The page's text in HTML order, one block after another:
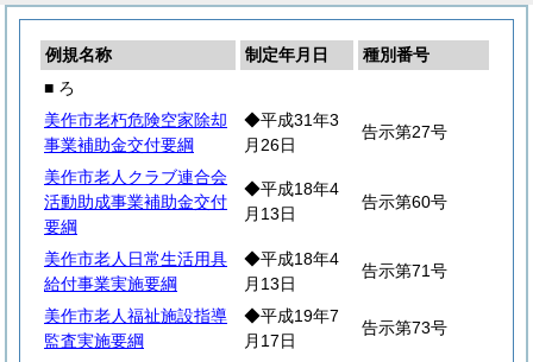
例規名称 制定年月日
種別番号
■ ろ
美作市老朽危険空家除却
事業補助金交付要綱
◆平成31年3
月26日
告示第27号
美作市老人クラブ連合会
活動助成事業補助金交付
要綱
◆平成18年4
月13日
告示第60号
美作市老人日常生活用具
給付事業実施要綱
◆平成18年4
月13日
告示第71号
美作市老人福祉施設指導
監査実施要綱
◆平成19年7
月17日
告示第73号